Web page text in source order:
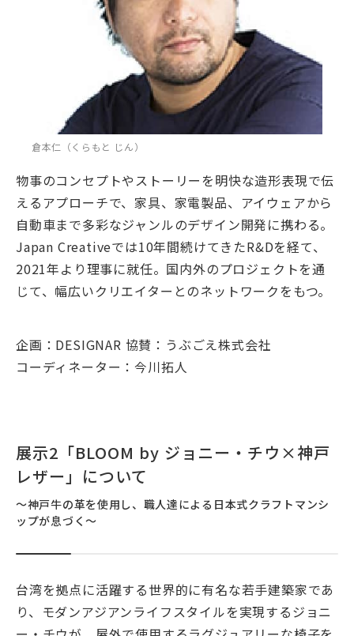
倉本仁（くらもと じん）
物事のコンセプトやストーリーを明快な造形表現で伝
えるアプローチで、家具、家電製品、アイウェアから
自動車まで多彩なジャンルのデザイン開発に携わる。
Japan Creativeでは10年間続けてきたR&Dを経て、
2021年より理事に就任。国内外のプロジェクトを通
じて、幅広いクリエイターとのネットワークをもつ。
企画：DESIGNAR 協賛：うぶごえ株式会社
コーディネーター：今川拓人
展示2「BLOOM by ジョニー・チウ×神戸
レザー」について
～神戸牛の革を使用し、職人達による日本式クラフトマンシ
ップが息づく～
台湾を拠点に活躍する世界的に有名な若手建築家であ
り、モダンアジアンライフスタイルを実現するジョニ